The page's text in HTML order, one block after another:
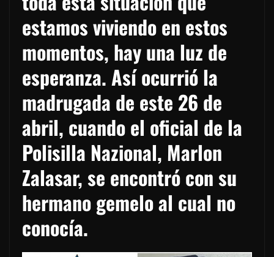
estamos viviendo en estos
momentos, hay una luz de
esperanza. Así ocurrió la
madrugada de este 26 de
abril, cuando el oficial de la
Polisilla Nazional, Marlon
Zalasar, se encontró con su
hermano gemelo al cual no
conocía.